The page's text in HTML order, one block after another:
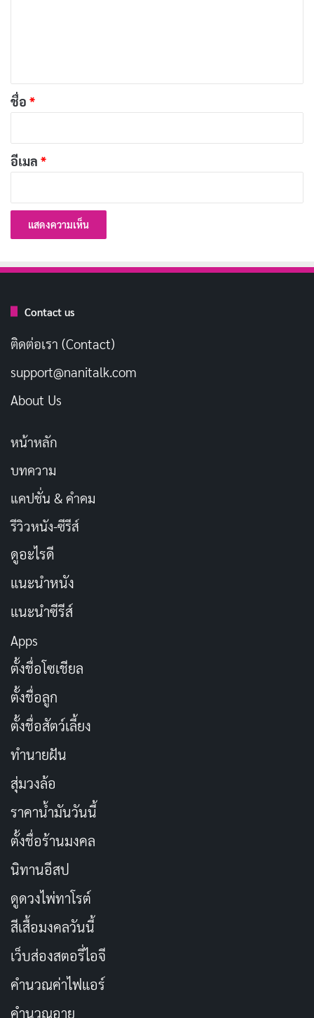
ที่สำคัญ สกินแคร์มันไม่ใช่แค่เรื่องของผู้หญิงเท่านั้นนะ
เพื่อนผู้ชายก็ต้องดูแลผิวเหมือนกัน! ไม่ว่าจะอายุเท่าไหร่ ผิว
เรามั่นใจขึ้นได้เยอะเลยล่ะ
มากๆ เลย เพราะถ้าผิวเราสุขภาพดีจากสกินแคร์ที่ใช้ถูกวิธี
เราก็ไม่ต้องพึ่งเครื่องสำอางหนักๆ ให้เสียเวลา แถมยัง
ประหยัดตังค์ในกระเป๋าด้วย
สุดท้ายนี้ สกินแคร์มันเหมือนการลงทุนระยะยาวให้กับตัว
สุขภาพโดยรวมของเราด้วย เพื่อนๆ ลองคิดดูสิ ถ้าเราดูแล
ผิวดีตั้งแต่วันนี้ อนาคตเราจะได้หน้าเด็กไปอีกนานเลยนะ!
ทำไมสกินแคร์ถึงสำคัญ?
เพื่อนเอ๊ย รู้มั้ยว่าผิวของเราเนี่ยเหมือนเกราะป้องกัน
ร่างกายชั้นแรกเลย ถ้าผิวพังหรืออ่อนแอ มันก็จะเจ็บป่วย
ง่ายขึ้น แถมยังดูโทรมอีกต่างหาก สกินแคร์เลยเหมือนเพื่อน
สมัยนี้เราเจออะไรบ้าง? ฝุ่น
ความเครียดจากการทำงาน สิ่งเหล่านี้ทำร้ายผิวเราแบบไม่รู้
ตัวเลยนะ ถ้าไม่มีสกินแคร์มาช่วย ผิวเราคงแห้งกร้าน มีริ้ว
รอย หรือเป็นสิวเต็มไปหมดแน่ๆ
อีกอย่างคือ สกินแคร์มันช่วยชะลอวัยได้ด้วยนะ! เขาว่ากัน
ว่าถ้าเริ่มดูแลผิวตั้งแต่อายุ 20 ต้นๆ อนาคตเราจะดูเด็กกว่า
คนที่ไม่เคยดูแลเลย เพราะผลิตภัณฑ์บางตัว เช่น พวกที่มี
วิตามินซีหรือเรตินอล ช่วยกระตุ้นคอลลาเจนในผิวได้ดีมาก
แล้วเพื่อนเคยสังเกตมั้ยว่า บางคนหน้าใสมากๆ ทั้งที่ไม่ได้
แต่งหน้า นั่นแหละคือผลลัพธ์ของสกินแคร์ที่ใช้ถูกวิธี มัน
ทำให้ผิวดูโกลว์จากข้างใน ไม่ต้องพึ่งฟิลเตอร์กล้องเลยล่ะ
การดูแลผิวมันไม่ใช่แค่เรื่องภายนอก (หน้าตา) อย่างเดียว
นะ แต่มันยังช่วยให้เรารู้สึกดีกับตัวเองด้วย เวลาหน้าสดแล้ว
*
ชื่อ *
อีเมล *
Contact us
ติดต่อเรา (Contact)
support@nanitalk.com
About Us
หน้าหลัก
บทความ
แคปชั่น & คำคม
รีวิวหนัง-ซีรีส์
ดูอะไรดี
แนะนำหนัง
แนะนำซีรีส์
Apps
ตั้งชื่อโซเชียล
ตั้งชื่อลูก
ตั้งชื่อสัตว์เลี้ยง
ทำนายฝัน
สุ่มวงล้อ
ราคาน้ำมันวันนี้
ตั้งชื่อร้านมงคล
นิทานอีสป
ดูดวงไพ่ทาโรต์
สีเสื้อมงคลวันนี้
เว็บส่องสตอรี่ไอจี
คำนวณค่าไฟแอร์
คำนวณอายุ